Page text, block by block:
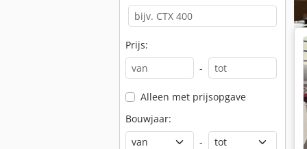
Prijs:
-
Alleen met prijsopgave
Bouwjaar:
-